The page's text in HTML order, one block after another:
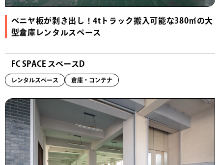
ベニヤ板が剥き出し！4tトラック搬入可能な380㎡の大
型倉庫レンタルスペース
FC SPACE スペースD
レンタルスペース 倉庫・コンテナ